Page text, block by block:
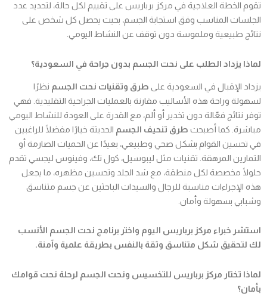
تقوم الخطة العلاجية في مركز برباريس على تقييم لكل حالة، لتحديد عدد
الجلسات المناسب وفق استجابة الجسم، بحيث يحصل كل شخص على
نتائج طبيعية وملموسة دون توقف عن النشاط اليومي.
لماذا يزداد الطلب على نحت الجسم بدون جراحة في السعودية؟
يزداد الإقبال في السعودية على طرق وتقنيات نحت الجسم نظرًا
لسهولة وراحة هذه الأساليب مقارنة بالعمليات الجراحية التقليدية. فهي
توفر نتائج فعّالة دون تخدير أو ألم، مع القدرة على العودة للنشاط اليومي
مباشرة. كما أصبحت طرق تنحيف الجسم الحديثة خيارًا مفضلًا للراغبين
في تحسين القوام بشكل صحي وطبيعي، بعيدًا عن الحميات الصارمة أو
التمارين المرهقة. تقنيات مثل ليبوسيل، كول تك، وفينوس ليجسي تقدم
حلولًا مخصصة لكل منطقة، مع شد الجلد وتحسين مظهره، ما يجعل
هذه الإجراءات مناسبة للرجال والسيدات الباحثين عن جسم متناسق
وشبابي بسهولة وأمان.
استشر خبراء مركز برباريس اليوم واختر برنامج نحت الجسم الأنسب
لك لتحقيق شكل متناسق وثقة بالنفس بطريقة علمية وآمنة.
لماذا تختار مركز برباريس للتخسيس ونحت الجسم لرحلة نحت قوامك
بأمان؟